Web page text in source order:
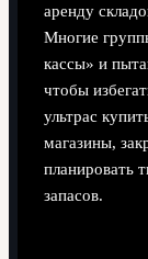
аренду
Многие
кассы» и
чтобы
ультрас
магазины,
планировать
запасов.